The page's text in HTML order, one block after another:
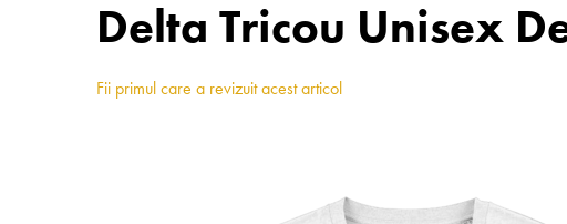
Delta Tricou Unisex
Fii primul care a revizuit acest articol